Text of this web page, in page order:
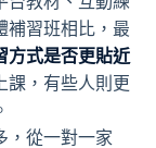
補習班相比，最
方式是否更貼近
課，有些人則更
，從一對一家